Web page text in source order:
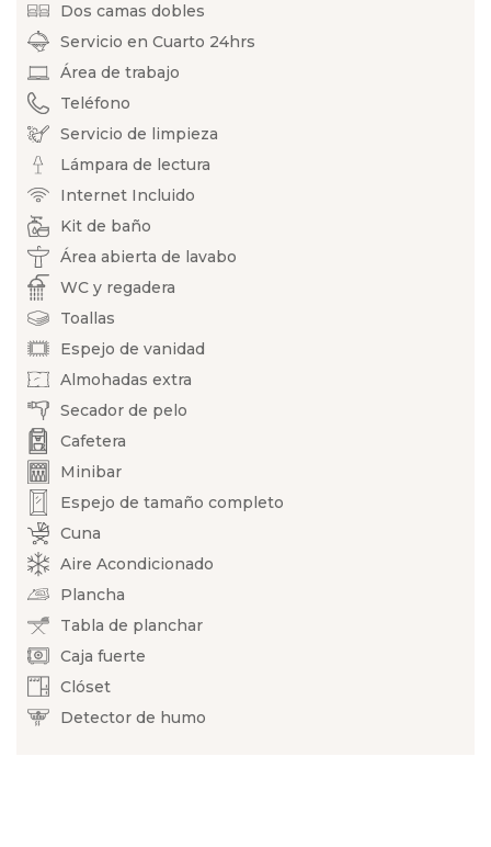
Dos camas dobles
Servicio en Cuarto 24hrs
Área de trabajo
Teléfono
Servicio de limpieza
Lámpara de lectura
Internet Incluido
Kit de baño
Área abierta de lavabo
WC y regadera
Toallas
Espejo de vanidad
Almohadas extra
Secador de pelo
Cafetera
Minibar
Espejo de tamaño completo
Cuna
Aire Acondicionado
Plancha
Tabla de planchar
Caja fuerte
Clóset
Detector de humo